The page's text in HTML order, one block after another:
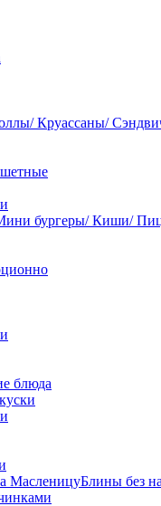
Круассаны/
бургеры/ Киши/
блюда
Блины без